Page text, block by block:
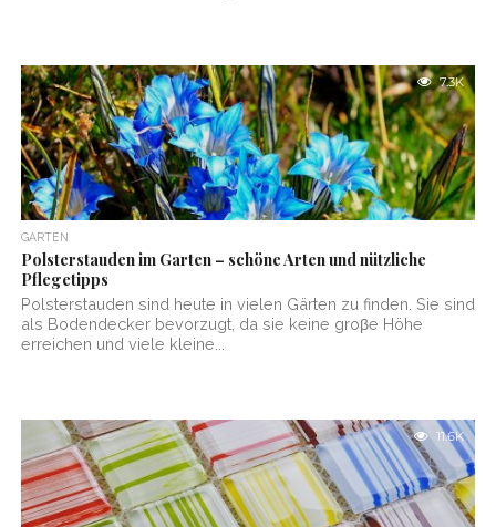
7.3K
GARTEN
Polsterstauden im Garten – schöne Arten und nützliche
Pflegetipps
Polsterstauden sind heute in vielen Gärten zu finden. Sie sind
als Bodendecker bevorzugt, da sie keine groβe Höhe
erreichen und viele kleine...
11.6K